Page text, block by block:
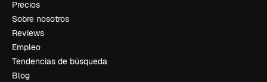
Precios
Sobre nosotros
Reviews
Empleo
Tendencias de búsqueda
Blog